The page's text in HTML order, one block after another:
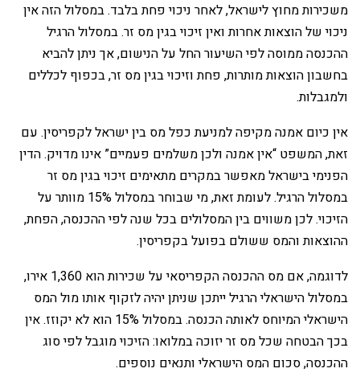
משכירות מחוץ לישראל, לאחר ניכוי פחת בלבד. במסלול הזה אין
ניכוי של הוצאות אחרות ואין זיכוי בגין מס זר. במסלול הרגיל
ההכנסה ממוסה לפי השיעור החל על הנישום, אך ניתן להביא
בחשבון הוצאות מותרות, פחת וזיכוי בגין מס זר, בכפוף לכללים
ולמגבלות.
‏אין כיום אמנה מקיפה למניעת כפל מס בין ישראל לקפריסין. עם
זאת, המשפט “אין אמנה ולכן משלמים פעמיים” אינו מדויק. הדין
הפנימי בישראל מאפשר במקרים מתאימים זיכוי בגין מס זר
במסלול הרגיל. לעומת זאת, מי שבוחר במסלול 15% מוותר על
הזיכוי. לכן משווים בין המסלולים בכל שנה לפי ההכנסה, הפחת,
ההוצאות והמס ששולם בפועל בקפריסין.
‏לדוגמה, אם מס ההכנסה הקפריסאי על שכירות הוא 1,360 אירו,
במסלול הישראלי הרגיל ייתכן שניתן יהיה לזקוף אותו מול המס
הישראלי המיוחס לאותה הכנסה. במסלול 15% הוא לא יקוזז. אין
בכך הבטחה שכל מס זר יזוכה במלואו: הזיכוי מוגבל לפי סוג
ההכנסה, סכום המס הישראלי ותנאים נוספים.